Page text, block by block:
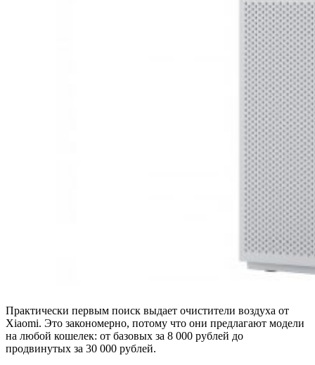
Практически первым поиск выдает очистители воздуха от
Xiaomi. Это закономерно, потому что они предлагают модели
на любой кошелек: от базовых за 8 000 рублей до
продвинутых за 30 000 рублей.